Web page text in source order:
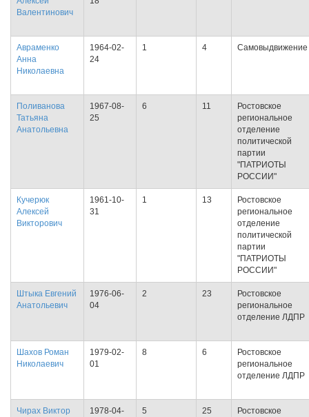
Валентинович
Авраменко
Анна
Николаевна
1964-02-
24
1 4 Самовыдвижение
Поливанова
Татьяна
Анатольевна
1967-08-
25
6 11
Ростовское
региональное
отделение
политической
партии
"ПАТРИОТЫ
РОССИИ"
Кучерюк
Алексей
Викторович
1961-10-
31
1 13
Ростовское
региональное
отделение
политической
партии
"ПАТРИОТЫ
РОССИИ"
Штыка Евгений
Анатольевич
1976-06-
04
2 23
Ростовское
региональное
отделение ЛДПР
Шахов Роман
Николаевич
1979-02-
01
8 6
Ростовское
региональное
отделение ЛДПР
Чирах Виктор
1978-04-
5 25
Ростовское